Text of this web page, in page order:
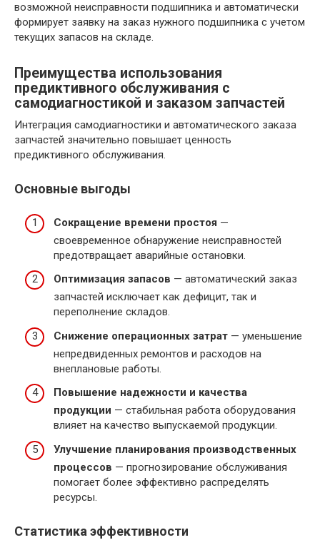
возможной неисправности подшипника и автоматически
формирует заявку на заказ нужного подшипника с учетом
текущих запасов на складе.
Преимущества использования
предиктивного обслуживания с
самодиагностикой и заказом запчастей
Интеграция самодиагностики и автоматического заказа
запчастей значительно повышает ценность
предиктивного обслуживания.
Основные выгоды
Сокращение времени простоя —
своевременное обнаружение неисправностей
предотвращает аварийные остановки.
Оптимизация запасов — автоматический заказ
запчастей исключает как дефицит, так и
переполнение складов.
Снижение операционных затрат — уменьшение
непредвиденных ремонтов и расходов на
внеплановые работы.
Повышение надежности и качества
продукции — стабильная работа оборудования
влияет на качество выпускаемой продукции.
Улучшение планирования производственных
процессов — прогнозирование обслуживания
помогает более эффективно распределять
ресурсы.
Статистика эффективности